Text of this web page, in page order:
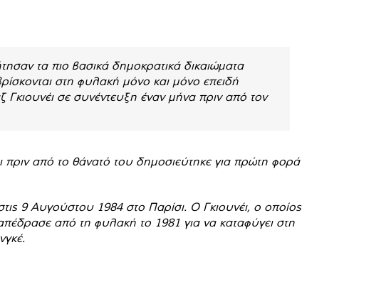
τα πιο βασικά δημοκρατικά δικαιώματα
στη φυλακή μόνο και μόνο επειδή
Γκιουνέι σε συνέντευξη έναν μήνα πριν από τον
πριν από το θάνατό του δημοσιεύτηκε για πρώτη φορά
9 Αυγούστου 1984 στο Παρίσι. Ο Γκιουνέι, ο οποίος
από τη φυλακή το 1981 για να καταφύγει στη